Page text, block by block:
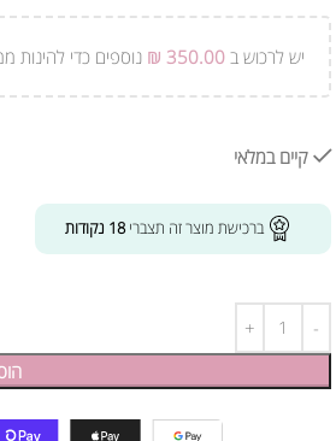
יש לרכוש ב ₪ 350.00 נוספים כדי להינות
קיים במלאי
ברכישת מוצר זה תצברי18 נקודות